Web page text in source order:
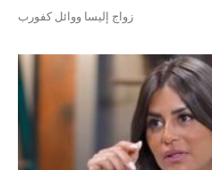
زواج إليسا ووائل كفورب